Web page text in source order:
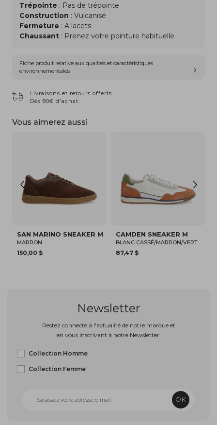
Trépointe : Pas de trépointe
Construction : Vulcanisé
Fermeture : A lacets
Chaussant : Prenez votre pointure habituelle
Fiche produit relative aux qualités et caractéristiques
environnementales
Livraisons et retours offerts
Dès 80€ d'achat.
Vous aimerez aussi
CAMDEN SNEAKER M
BLANC CASSÉ/MARRON/VERT
87,47 $
SPARKLE SNEAKER M
BLANC/KAKI
150,00 $
Newsletter
Restez connecté à l'actualité de notre marque et
en vous inscrivant à notre Newsletter.
Collection Homme
Collection Femme
OK